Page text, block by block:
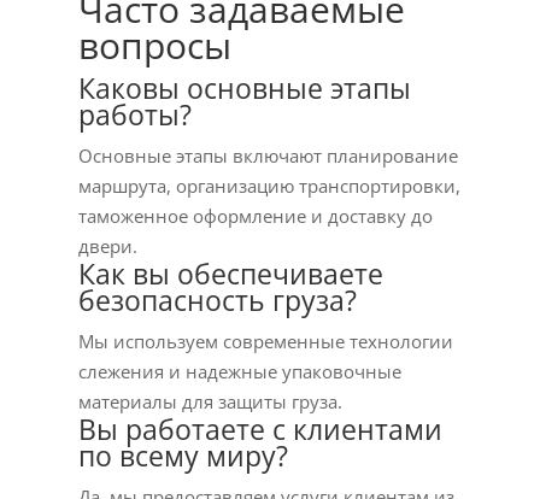
вопросы
Каковы основные этапы
работы?
Основные этапы включают планирование
маршрута, организацию транспортировки,
таможенное оформление и доставку до
двери.
Как вы обеспечиваете
безопасность груза?
Мы используем современные технологии
слежения и надежные упаковочные
материалы для защиты груза.
Вы работаете с клиентами
по всему миру?